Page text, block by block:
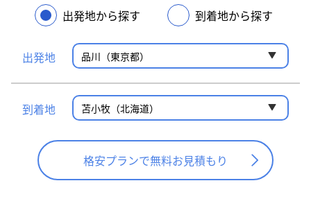
出発地から探す 到着地から探す
出発地
到着地
格安プランで無料お見積もり